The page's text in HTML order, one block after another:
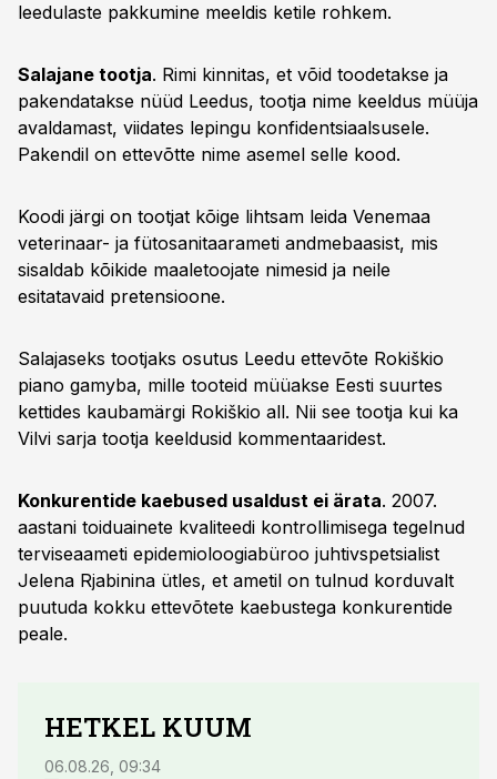
leedulaste pakkumine meeldis ketile rohkem.
Salajane tootja. Rimi kinnitas, et võid toodetakse ja
pakendatakse nüüd Leedus, tootja nime keeldus müüja
avaldamast, viidates lepingu konfidentsiaalsusele.
Pakendil on ettevõtte nime asemel selle kood.
Koodi järgi on tootjat kõige lihtsam leida Venemaa
veterinaar- ja fütosanitaarameti andmebaasist, mis
sisaldab kõikide maaletoojate nimesid ja neile
esitatavaid pretensioone.
Salajaseks tootjaks osutus Leedu ettevõte Rokiškio
piano gamyba, mille tooteid müüakse Eesti suurtes
kettides kaubamärgi Rokiškio all. Nii see tootja kui ka
Vilvi sarja tootja keeldusid kommentaaridest.
Konkurentide kaebused usaldust ei ärata. 2007.
aastani toiduainete kvaliteedi kontrollimisega tegelnud
terviseaameti epidemioloogiabüroo juhtivspetsialist
Jelena Rjabinina ütles, et ametil on tulnud korduvalt
puutuda kokku ettevõtete kaebustega konkurentide
peale.
HETKEL KUUM
06.08.26, 09:34